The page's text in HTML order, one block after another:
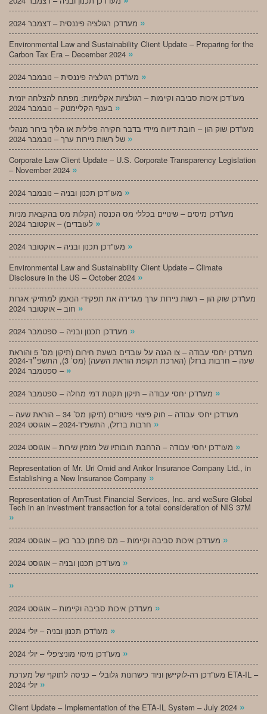
»
Environmental Law and Sustainability Client Update – Preparing for the
Carbon Tax Era – December 2024 »
»
מעו”דכן איכות סביבה וקיימות – רגולציות אקלימיות: מפתח להצלחה יזמית
»
מעו”דכן שוק הון – חובת דיווח מיידי בדבר חקירה פלילית או הליך בירור מנהלי
»
Corporate Law Client Update – U.S. Corporate Transparency Legislation
– November 2024 »
»
מעו”דכן מיסים – שינויים בכללי מס הכנסה (הקלות מס בהקצאת מניות
»
»
Environmental Law and Sustainability Client Update – Climate
Disclosure in the US – October 2024 »
מעו”דכן שוק הון – רשות ניירות ערך מגדירה את תפקידי הנאמן למחזיקי אגרות
»
»
מעו”דכן יחסי עבודה – צו הגנה על עובדים בשעת חירום (תיקון מס’ 5 והוראת
שעה – חרבות ברזל) (הארכת תקופת הוראת השעה) (מס’ 3), התשפ״ד-2024
– ספטמבר 2024 »
»
מעו”דכן יחסי עבודה – חוק פיצויי פיטורים (תיקון מס’ 34 – הוראת שעה –
»
»
Representation of Mr. Uri Omid and Ankor Insurance Company Ltd., in
Establishing a New Insurance Company »
Representation of AmTrust Financial Services, Inc. and weSure Global
Tech in an investment transaction for a total consideration of NIS 37M
»
»
»
»
»
»
»
מעו”דכן רה-לוקיישן וניוד כישרונות גלובלי – כניסה לתוקף של מערכת ETA-IL –
»
Client Update – Implementation of the ETA-IL System – July 2024 »